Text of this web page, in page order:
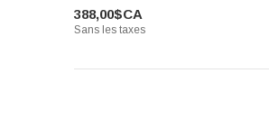
388,00$CA
Sans les taxes